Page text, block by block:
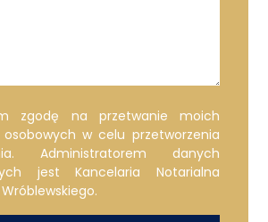
zgodę na przetwanie moich
w celu przetworzenia
Administratorem danych
jest Kancelaria Notarialna